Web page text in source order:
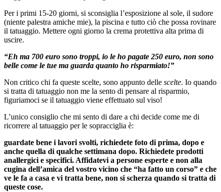
Per i primi 15-20 giorni, si sconsiglia l’esposizione al sole, il sudore
(niente palestra amiche mie), la piscina e tutto ciò che possa rovinare
il tatuaggio. Mettere ogni giorno la crema protettiva alta prima di
uscire.
“Eh ma 700 euro sono troppi, io le ho pagate 250 euro, non sono
belle come le tue ma guarda quanto ho risparmiato!”
Non critico chi fa queste scelte, sono appunto delle scelte. Io quando
si tratta di tatuaggio non me la sento di pensare al risparmio,
figuriamoci se il tatuaggio viene effettuato sul viso!
L’unico consiglio che mi sento di dare a chi decide come me di
ricorrere al tatuaggio per le sopracciglia è:
guardate bene i lavori svolti, richiedete foto di prima, dopo e
anche quella di qualche settimana dopo. Richiedete prodotti
anallergici e specifici. Affidatevi a persone esperte e non alla
cugina dell’amica del vostro vicino che “ha fatto un corso” e che
ve le fa a casa e vi tratta bene, non si scherza quando si tratta di
queste cose.